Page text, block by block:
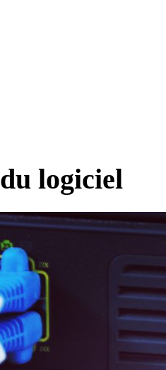
logiciel